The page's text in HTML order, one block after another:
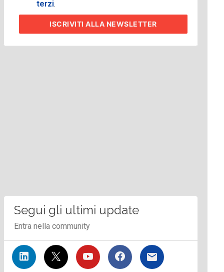
terzi.
ISCRIVITIALLA NEWSLETTER
Segui gli ultimi update
Entra nella community